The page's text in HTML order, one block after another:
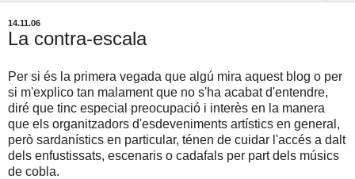
14.11.06
La contra-escala
Per si és la primera vegada que algú mira aquest blog o per
si m'explico tan malament que no s'ha acabat d'entendre,
diré que tinc especial preocupació i interès en la manera
que els organitzadors d'esdeveniments artístics en general,
però sardanístics en particular, ténen de cuidar l'accés a dalt
dels enfustissats, escenaris o cadafals per part dels músics
de cobla.